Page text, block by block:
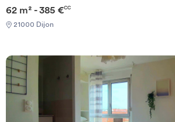
Garantie Visale obligatoirement et une
[ENG] CHECK-IN CAN ONLY BE DONE ON WEEKDAYS AND
NOT AT WEEKENDS +++You must provide a Visale Guarantee
62 m² - 385 €CC
21000 Dijon